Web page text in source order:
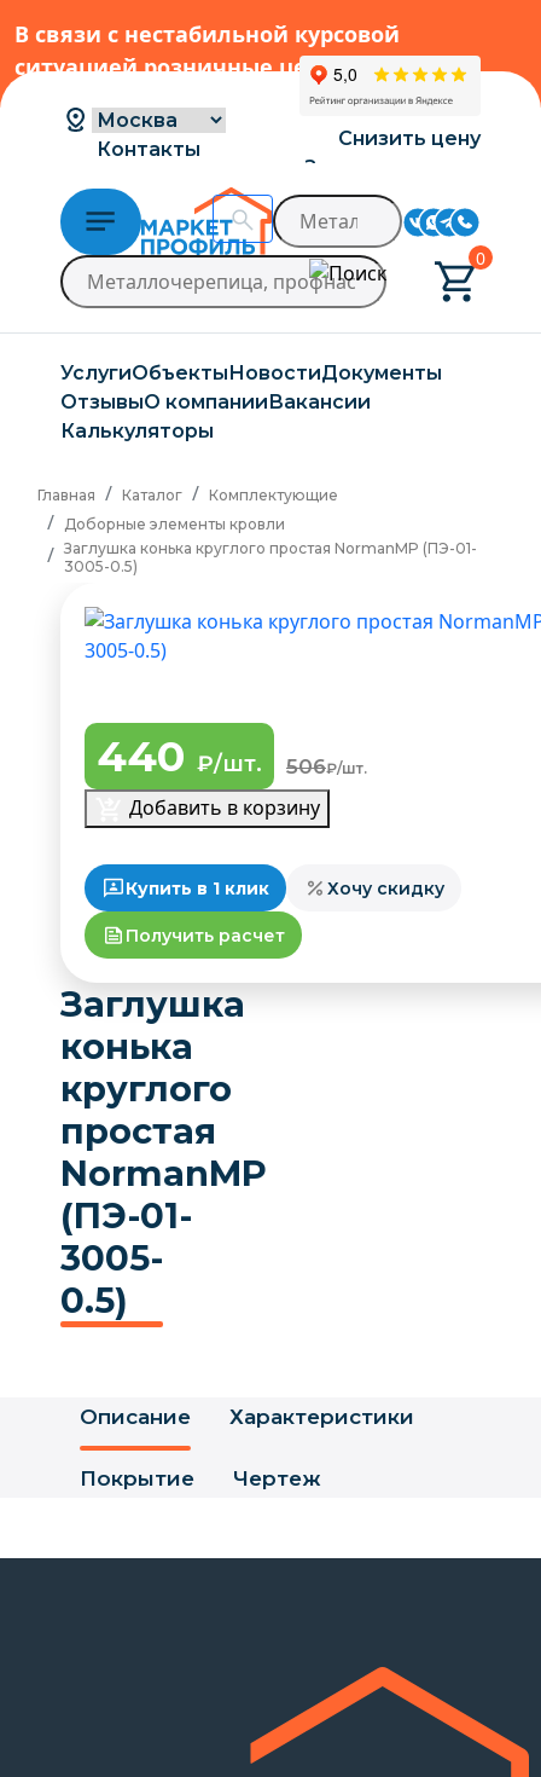
В связи с нестабильной курсовой
ситуацией розничные цены могут
меняться, просим Вас уточнять цены у
наших менеджеров.
Контакты
Снизить цену
Заказать расчет
Доставка и оплата
0
УслугиОбъектыНовостиДокументы
ОтзывыО компанииВакансии
Калькуляторы
Главная Каталог
Комплектующие
Доборные элементы кровли
Заглушка конька круглого простая NormanMP (ПЭ-01-
3005-0.5)
440 ₽/шт. 506₽/шт.
Добавить в корзину
Купить в 1 клик Хочу скидку
Получить расчет
Заглушка
конька
круглого
простая
NormanMP
(ПЭ-01-
3005-
0.5)
Описание Характеристики
Покрытие Чертеж